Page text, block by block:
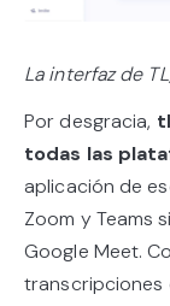
La interfaz de
Por desgracia,
todas las
aplicación de
Zoom y Teams
Google Meet.
transcripciones